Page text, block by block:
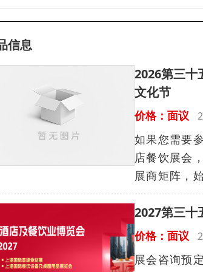
信息
2026第三十
文化节
价格：面议
如果您需要
店餐饮展会
展商矩阵，
2027第三十
价格：面议
展会咨询预